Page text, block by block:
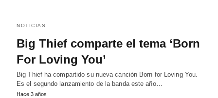
NOTICIAS
Big Thief comparte el tema ‘Born
For Loving You’
Big Thief ha compartido su nueva canción Born for Loving You.
Es el segundo lanzamiento de la banda este año…
Hace 3 años